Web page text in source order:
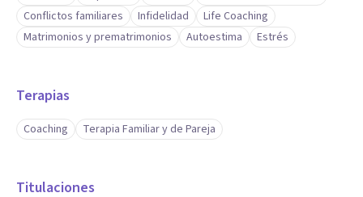
Conflictos familiares
Infidelidad
Life Coaching
Matrimonios y prematrimonios
Autoestima Estrés
Terapias
Coaching Terapia Familiar y de Pareja
Titulaciones